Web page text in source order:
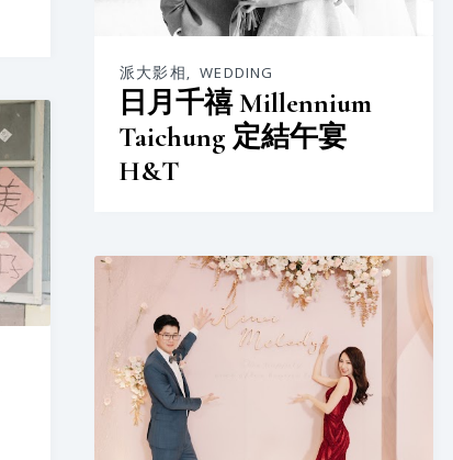
派大影相, WEDDING
日月千禧 Millennium
Taichung 定結午宴
H&T